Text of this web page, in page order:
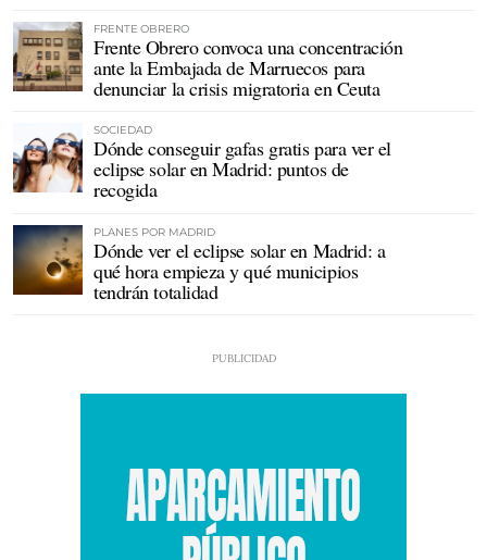
FRENTE OBRERO
Frente Obrero convoca una concentración
ante la Embajada de Marruecos para
denunciar la crisis migratoria en Ceuta
SOCIEDAD
Dónde conseguir gafas gratis para ver el
eclipse solar en Madrid: puntos de
recogida
PLANES POR MADRID
Dónde ver el eclipse solar en Madrid: a
qué hora empieza y qué municipios
tendrán totalidad